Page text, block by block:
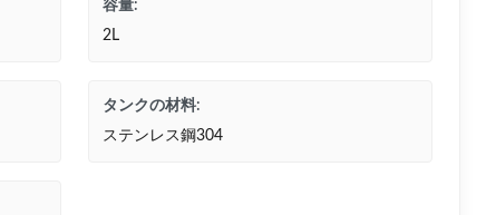
容量:
2L
タンクの材料:
ステンレス鋼304